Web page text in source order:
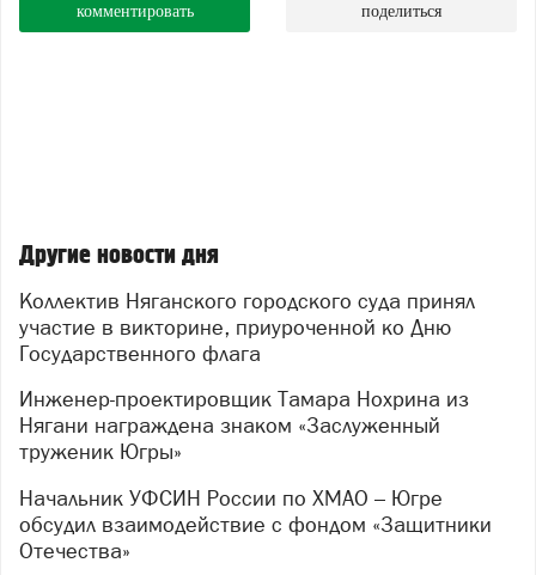
комментировать поделиться
Другие новости дня
Коллектив Няганского городского суда принял
участие в викторине, приуроченной ко Дню
Государственного флага
Инженер-проектировщик Тамара Нохрина из
Нягани награждена знаком «Заслуженный
труженик Югры»
Начальник УФСИН России по ХМАО – Югре
обсудил взаимодействие с фондом «Защитники
Отечества»